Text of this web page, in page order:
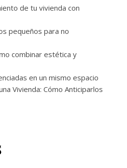
de tu vivienda con
pequeños para no
combinar estética y
en un mismo espacio
Vivienda: Cómo Anticiparlos